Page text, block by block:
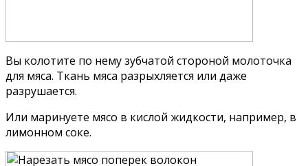
Вы колотите по нему зубчатой ​​стороной молоточка
для мяса. Ткань мяса разрыхляется или даже
разрушается.
Или маринуете мясо в кислой жидкости, например, в
лимонном соке.